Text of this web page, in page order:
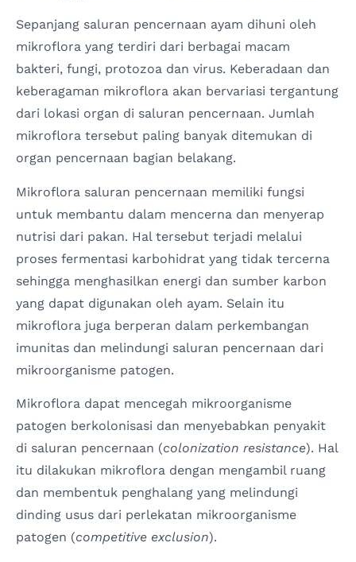
Sepanjang saluran pencernaan ayam dihuni oleh
mikroflora yang terdiri dari berbagai macam
bakteri, fungi, protozoa dan virus. Keberadaan dan
keberagaman mikroflora akan bervariasi tergantung
dari lokasi organ di saluran pencernaan. Jumlah
mikroflora tersebut paling banyak ditemukan di
organ pencernaan bagian belakang.
Mikroflora saluran pencernaan memiliki fungsi
untuk membantu dalam mencerna dan menyerap
nutrisi dari pakan. Hal tersebut terjadi melalui
proses fermentasi karbohidrat yang tidak tercerna
sehingga menghasilkan energi dan sumber karbon
yang dapat digunakan oleh ayam. Selain itu
mikroflora juga berperan dalam perkembangan
imunitas dan melindungi saluran pencernaan dari
mikroorganisme patogen.
Mikroflora dapat mencegah mikroorganisme
patogen berkolonisasi dan menyebabkan penyakit
di saluran pencernaan (colonization resistance). Hal
itu dilakukan mikroflora dengan mengambil ruang
dan membentuk penghalang yang melindungi
dinding usus dari perlekatan mikroorganisme
patogen (competitive exclusion).